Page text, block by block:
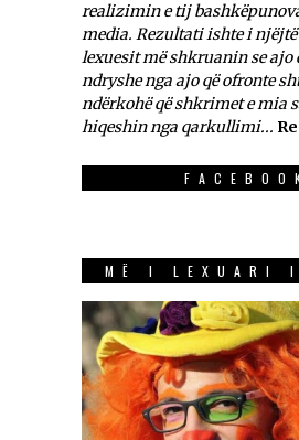
realizimin e tij
media. Rezultati ishte i
lexuesit më shkruanin se ajo
ndryshe nga ajo që ofronte
ndërkohë që shkrimet e mia
hiqeshin nga qarkullimi...
MË I LEXUARI I